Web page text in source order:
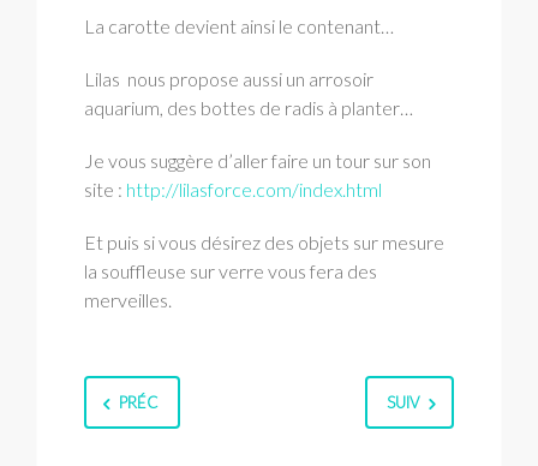
La carotte devient ainsi le contenant…
Lilas nous propose aussi un arrosoir
aquarium, des bottes de radis à planter…
Je vous suggère d’aller faire un tour sur son
site : http://lilasforce.com/index.html
Et puis si vous désirez des objets sur mesure
la souffleuse sur verre vous fera des
merveilles.
PRÉC SUIV